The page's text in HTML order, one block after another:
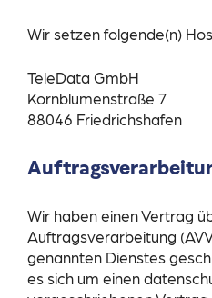
Wir setzen folgende(n)
TeleData GmbH
Kornblumenstraße 7
88046 Friedrichshafen
Wir haben einen Vertrag
Auftragsverarbeitung
genannten Dienstes
es sich um einen